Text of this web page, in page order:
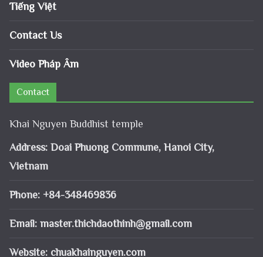
Tiếng Việt
Contact Us
Video Pháp Âm
Contact
Khai Nguyen Buddhist temple
Address: Doai Phuong Commune, Hanoi City,
Vietnam
Phone: +84-348469836
Email: master.thichdaothinh@gmail.com
Website: chuakhainguyen.com